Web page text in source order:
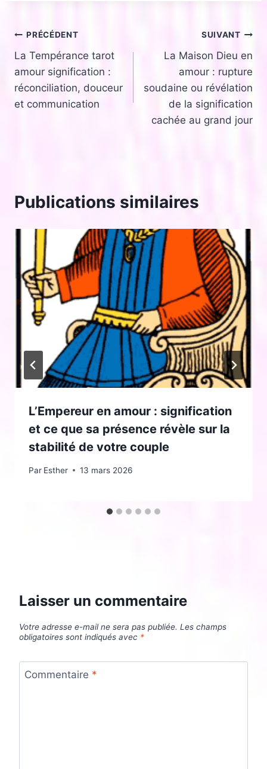
Navigation
de
l’article
PRÉCÉDENT
La Tempérance tarot
amour signification :
réconciliation, douceur
et communication
SUIVANT
La Maison Dieu en
amour : rupture
soudaine ou révélation
de la signification
cachée au grand jour
Publications similaires
L’Empereur en amour : signification
et ce que sa présence révèle sur la
stabilité de votre couple
Par Esther 13 mars 2026
Laisser un commentaire
Votre adresse e-mail ne sera pas publiée. Les champs
obligatoires sont indiqués avec *
Commentaire *